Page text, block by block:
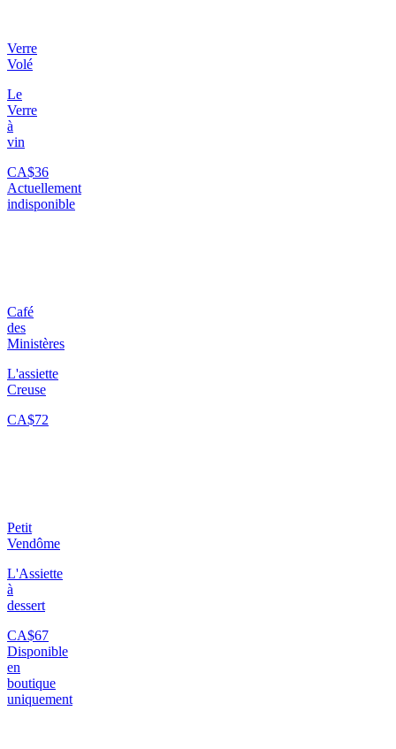
Verre
Volé
Le
Verre
à
vin
CA$36
Actuellement
indisponible
Café
des
Ministères
L'assiette
Creuse
CA$72
Petit
Vendôme
L'Assiette
à
dessert
CA$67
Disponible
en
boutique
uniquement